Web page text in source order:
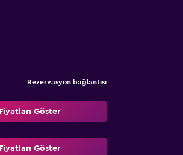
Rezervasyon bağlantısı
Fiyatları Göster
Fiyatları Göster